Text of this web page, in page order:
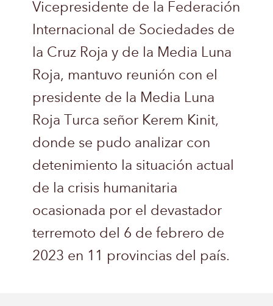
Vicepresidente de la Federación
Internacional de Sociedades de
la Cruz Roja y de la Media Luna
Roja, mantuvo reunión con el
presidente de la Media Luna
Roja Turca señor Kerem Kinit,
donde se pudo analizar con
detenimiento la situación actual
de la crisis humanitaria
ocasionada por el devastador
terremoto del 6 de febrero de
2023 en 11 provincias del país.